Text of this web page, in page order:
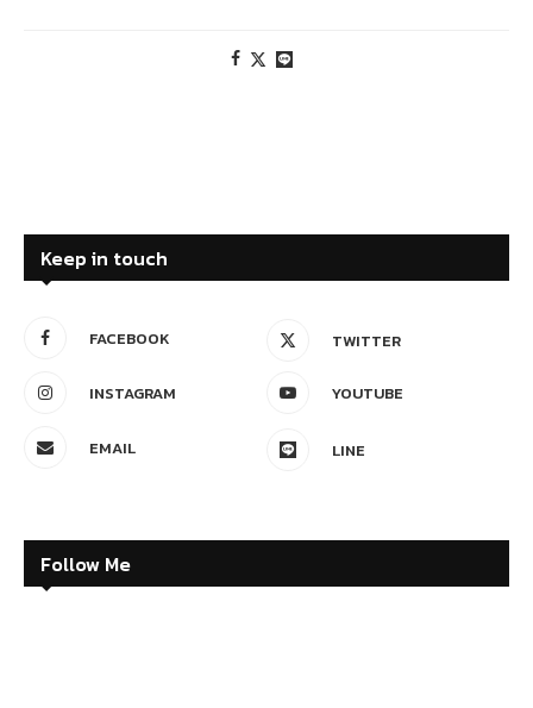
Keep in touch
FACEBOOK TWITTER
INSTAGRAM YOUTUBE
EMAIL LINE
Follow Me